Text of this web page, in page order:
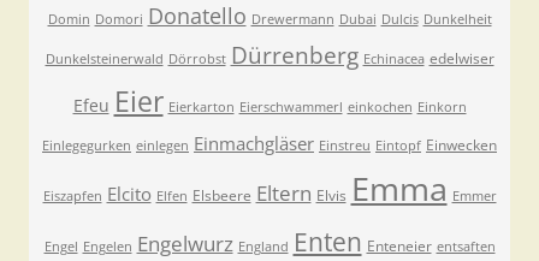
Domin Domori Donatello Drewermann Dubai Dulcis Dunkelheit
Dunkelsteinerwald Dörrobst Dürrenberg Echinacea edelwiser
Efeu Eier Eierkarton Eierschwammerl einkochen Einkorn
Einlegegurken einlegen Einmachgläser Einstreu Eintopf Einwecken
Eiszapfen Elcito Elfen Elsbeere Eltern Elvis Emma Emmer
Engel Engelen Engelwurz England Enten Enteneier entsaften